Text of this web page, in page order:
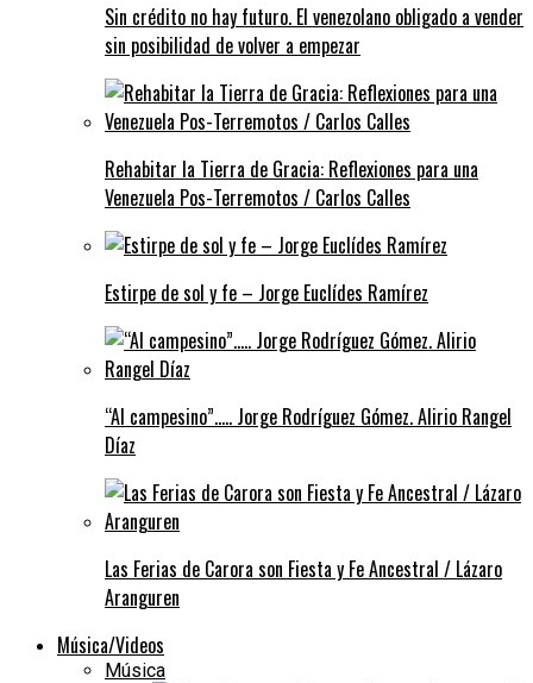
Sin crédito no hay futuro. El venezolano obligado a vender
sin posibilidad de volver a empezar
Rehabitar la Tierra de Gracia: Reflexiones para una
Venezuela Pos-Terremotos / Carlos Calles
Estirpe de sol y fe – Jorge Euclídes Ramírez
“Al campesino”….. Jorge Rodríguez Gómez. Alirio Rangel
Díaz
Las Ferias de Carora son Fiesta y Fe Ancestral / Lázaro
Aranguren
Música/Videos
Música